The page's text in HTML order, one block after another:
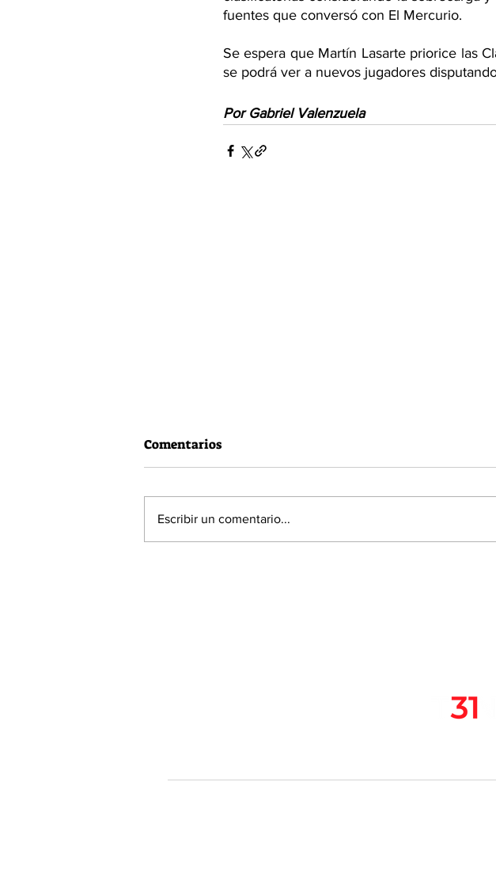
fuentes que conversó con El Mercurio.
Se espera que Martín Lasarte priorice las
se podrá ver a nuevos jugadores
Por Gabriel Valenzuela
Comentarios
Escribir un comentario...